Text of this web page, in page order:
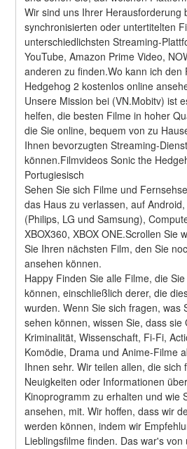
Wir sind uns Ihrer Herausforderung
synchronisierten oder untertitelten
unterschiedlichsten Streaming-
YouTube, Amazon Prime Video,
anderen zu finden.Wo kann ich den
Hedgehog 2 kostenlos online
Unsere Mission bei (VN.Mobitv) ist
helfen, die besten Filme in hoher
die Sie online, bequem von zu
Ihnen bevorzugten Streaming-
können.Filmvideos Sonic the
Portugiesisch
Sehen Sie sich Filme und
das Haus zu verlassen, auf
(Philips, LG und Samsung),
XBOX360, XBOX ONE.Scrollen Sie
Sie Ihren nächsten Film, den Sie
ansehen können.
Happy Finden Sie alle Filme, die
können, einschließlich derer, die
wurden. Wenn Sie sich fragen, was
sehen können, wissen Sie, dass sie
Kriminalität, Wissenschaft, Fi-Fi,
Komödie, Drama und Anime-Filme
Ihnen sehr. Wir teilen allen, die sich
Neuigkeiten oder Informationen
Kinoprogramm zu erhalten und wie
ansehen, mit. Wir hoffen, dass wir
werden können, indem wir
Lieblingsfilme finden. Das war's